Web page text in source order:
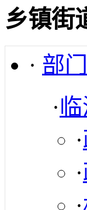
乡镇街
· 部
·
·
·
·